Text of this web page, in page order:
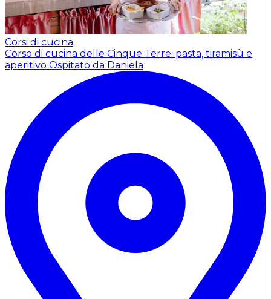
Corsi di cucina
Corso di cucina delle Cinque Terre: pasta, tiramisù e
aperitivo Ospitato da Daniela